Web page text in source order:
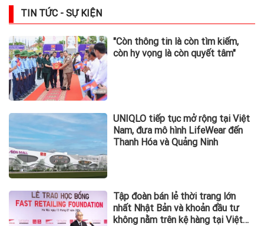
TIN TỨC - SỰ KIỆN
"Còn thông tin là còn tìm kiếm,
còn hy vọng là còn quyết tâm"
UNIQLO tiếp tục mở rộng tại Việt
Nam, đưa mô hình LifeWear đến
Thanh Hóa và Quảng Ninh
Tập đoàn bán lẻ thời trang lớn
nhất Nhật Bản và khoản đầu tư
không nằm trên kệ hàng tại Việt